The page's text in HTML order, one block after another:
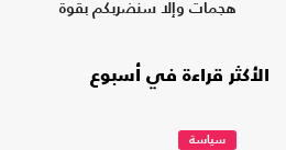
هجمات وإلا سنضربكم بقوة
الأكثر قراءة في أسبوع
سياسة